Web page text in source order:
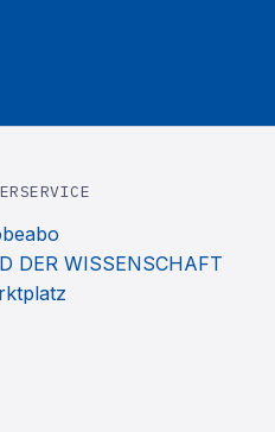
DER WISSENSCHAFT